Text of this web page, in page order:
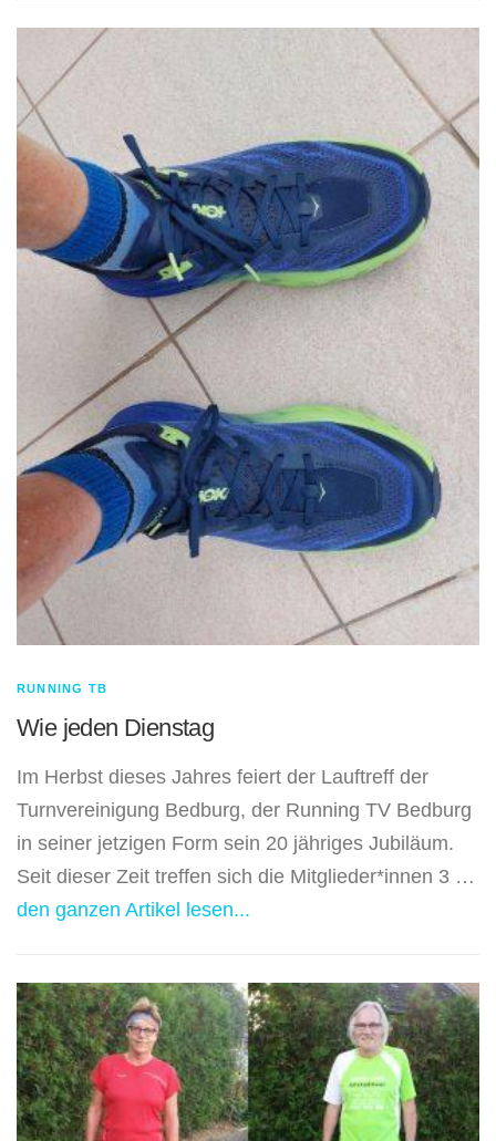
RUNNING TB
Wie jeden Dienstag
Im Herbst dieses Jahres feiert der Lauftreff der
Turnvereinigung Bedburg, der Running TV Bedburg
in seiner jetzigen Form sein 20 jähriges Jubiläum.
Seit dieser Zeit treffen sich die Mitglieder*innen 3 …
den ganzen Artikel lesen...